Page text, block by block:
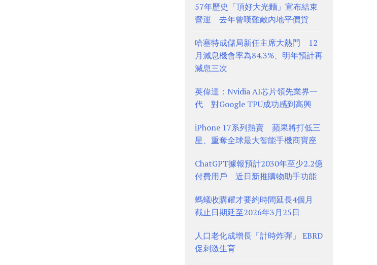
57年歷史「頂好大光麵」宣布結束
營運 去年曾嘆難敵內地平價貨
哈塞特成儲局新任主席大熱門 12
月減息機會率為84.3%、明年預計再
減息三次
英偉達：Nvidia AI芯片領先業界一
代 對Google TPU成功感到高興
iPhone 17系列熱賣 蘋果將打低三
星、重奪全球最大智能手機商寶座
ChatGPT據報預計2030年至少2.2億
付費用戶 近日新推購物助手功能
螞蟻收購耀才要約時間延長4個月
截止日期延至2026年3月25日
人口老化成增長「計時炸彈」 EBRD
促刺激生育